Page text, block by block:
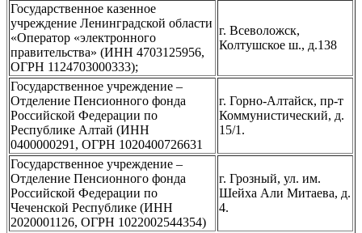
Государственное казенное
учреждение Ленинградской области
«Оператор «электронного
правительства» (ИНН 4703125956,
ОГРН 1124703000333);
г. Всеволожск,
Колтушское ш., д.138
Государственное учреждение –
Отделение Пенсионного фонда
Российской Федерации по
Республике Алтай (ИНН
0400000291, ОГРН 1020400726631
г. Горно-Алтайск, пр-т
Коммунистический, д.
15/1.
Государственное учреждение –
Отделение Пенсионного фонда
Российской Федерации по
Чеченской Республике (ИНН
2020001126, ОГРН 1022002544354)
г. Грозный, ул. им.
Шейха Али Митаева, д.
4.